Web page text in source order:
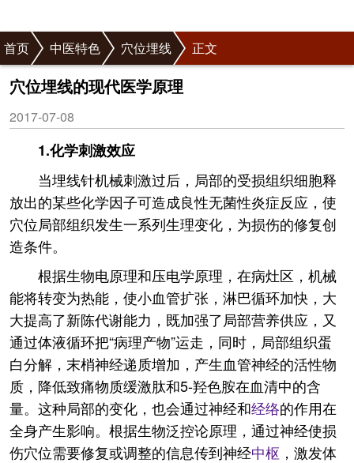
首页 中医特色 穴位埋线 正文
穴位埋线的现代医学原理
2017-07-08
1.化学刺激效应
当埋线针机械刺激过后，局部的受损组织细胞释
放出的某些化学因子可造成良性无菌性炎症反应，使
穴位局部组织发生一系列生理变化，为损伤的修复创
造条件。
根据生物电原理和压电学原理，在病灶区，机械
能将转变为热能，使小血管扩张，淋巴循环加快，大
大提高了新陈代谢能力，既加强了局部营养供应，又
通过体液循环把“病理产物”运走，同时，局部组织蛋
白分解，末梢神经递质增加，产生血管神经的活性物
质，降低致痛物质缓激肽和5-羟色胺在血清中的含
量。这种局部的变化，也会通过神经和经络的作用在
全身产生影响。根据生物泛控论原理，通过神经使损
伤穴位需要修复或调整的信息传到神经中枢 ，激发体